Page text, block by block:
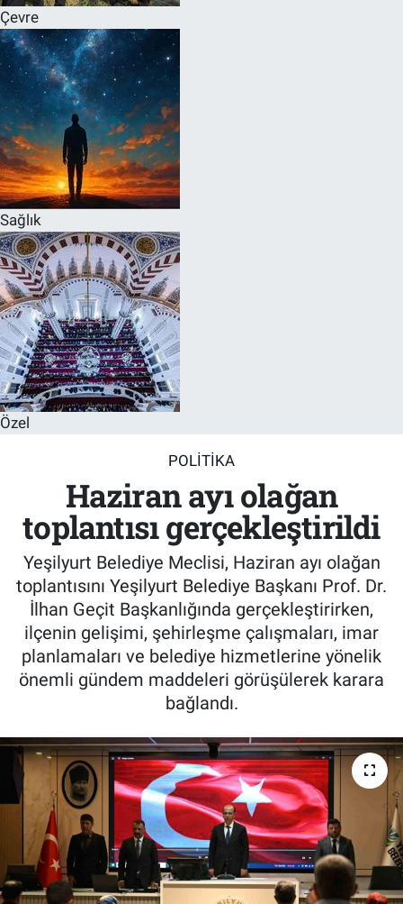
Çevre
Sağlık
Özel
POLITIKA
Haziran ayı olağan
toplantısı gerçekleştirildi
Yeşilyurt Belediye Meclisi, Haziran ayı olağan
toplantısını Yeşilyurt Belediye Başkanı Prof. Dr.
İlhan Geçit Başkanlığında gerçekleştirirken,
ilçenin gelişimi, şehirleşme çalışmaları, imar
planlamaları ve belediye hizmetlerine yönelik
önemli gündem maddeleri görüşülerek karara
bağlandı.